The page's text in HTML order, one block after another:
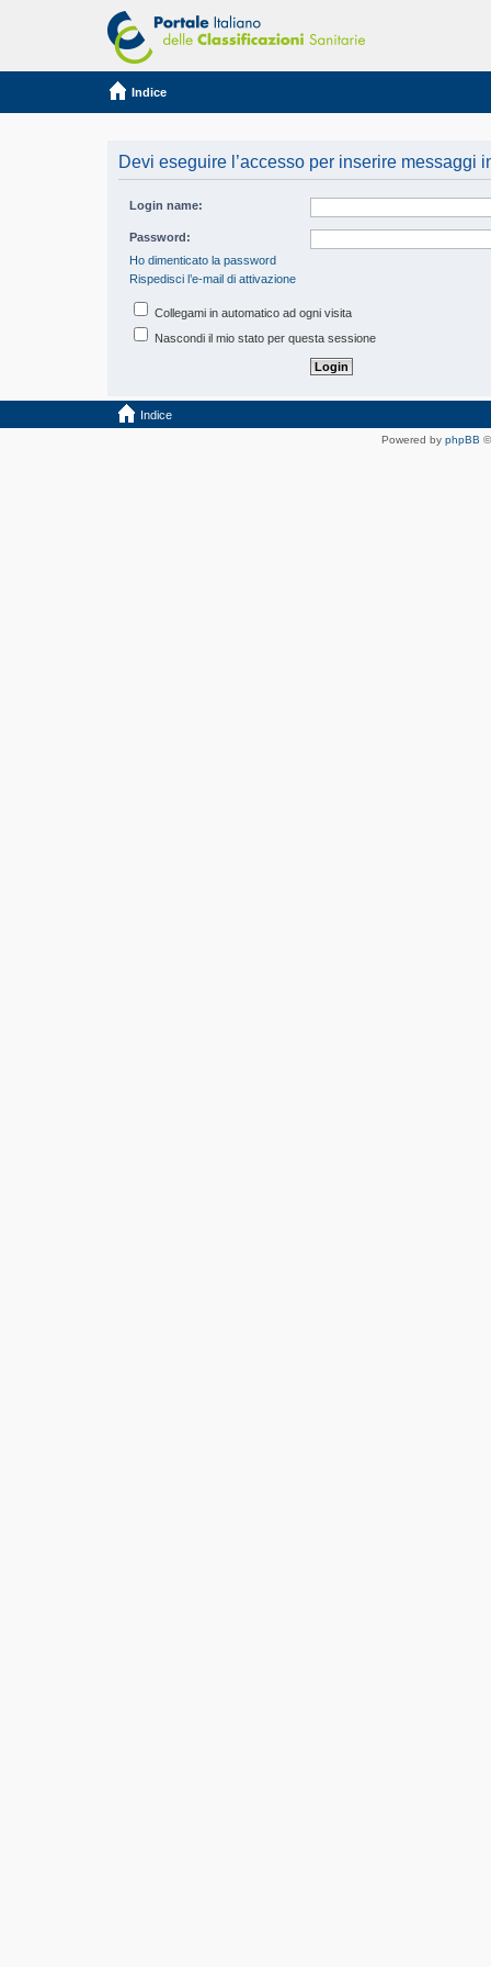
Indice
Devi eseguire l’accesso per inserire messaggi
Login name:
Password:
Ho dimenticato la password
Rispedisci l’e-mail di attivazione
Collegami in automatico ad ogni visita
Nascondi il mio stato per questa sessione
Indice
Powered by phpBB